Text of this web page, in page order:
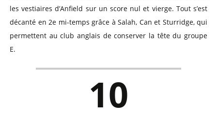
les vestiaires d’Anfield sur un score nul et vierge. Tout s’est
décanté en 2e mi-temps grâce à Salah, Can et Sturridge, qui
permettent au club anglais de conserver la tête du groupe
E.
10